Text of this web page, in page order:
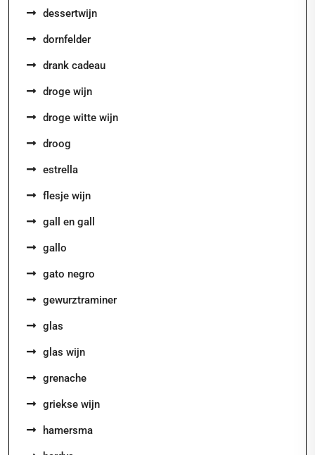
dessertwijn
dornfelder
drank cadeau
droge wijn
droge witte wijn
droog
estrella
flesje wijn
gall en gall
gallo
gato negro
gewurztraminer
glas
glas wijn
grenache
griekse wijn
hamersma